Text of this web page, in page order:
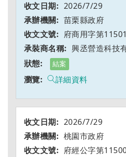
2026/7/29
苗栗縣政府
府商用字第
興丞營造科技
結案
詳細資料
2026/7/29
桃園市政府
府經公字第